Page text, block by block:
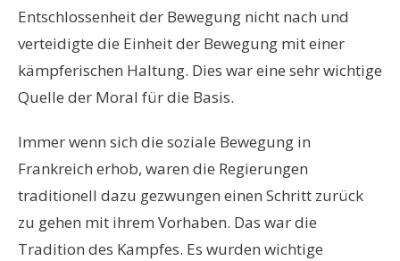
Entschlossenheit der Bewegung nicht nach und
verteidigte die Einheit der Bewegung mit einer
kämpferischen Haltung. Dies war eine sehr wichtige
Quelle der Moral für die Basis.
Immer wenn sich die soziale Bewegung in
Frankreich erhob, waren die Regierungen
traditionell dazu gezwungen einen Schritt zurück
zu gehen mit ihrem Vorhaben. Das war die
Tradition des Kampfes. Es wurden wichtige